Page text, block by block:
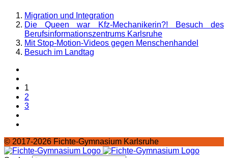
Migration und Integration
Die Queen war Kfz-Mechanikerin?! Besuch des
Berufsinformationszentrums Karlsruhe
Mit Stop-Motion-Videos gegen Menschenhandel
Besuch im Landtag
1
2
3
© 2017-2026 Fichte-Gymnasium Karlsruhe